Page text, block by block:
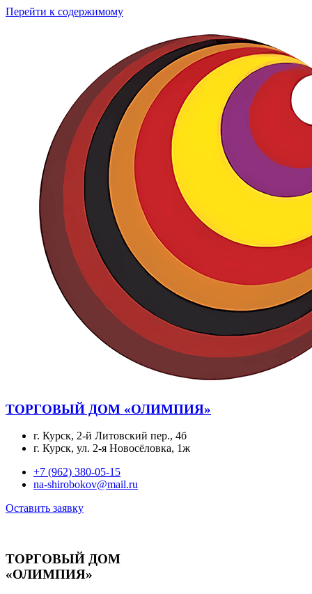
Перейти к содержимому
ТОРГОВЫЙ ДОМ «ОЛИМПИЯ»
г. Курск, 2-й Литовский пер., 4б
г. Курск, ул. 2-я Новосёловка, 1ж
+7 (962) 380-05-15
na-shirobokov@mail.ru
Оставить заявку
ТОРГОВЫЙ ДОМ
«ОЛИМПИЯ»